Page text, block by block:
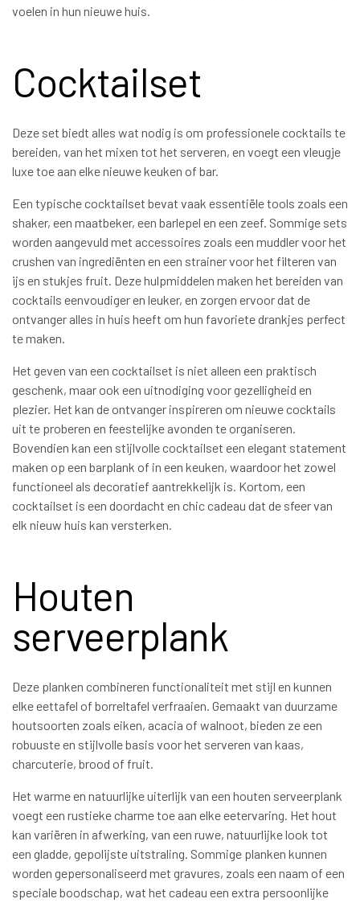
voelen in hun nieuwe huis.
Cocktailset
Deze set biedt alles wat nodig is om professionele cocktails te
bereiden, van het mixen tot het serveren, en voegt een vleugje
luxe toe aan elke nieuwe keuken of bar.
Een typische cocktailset bevat vaak essentiële tools zoals een
shaker, een maatbeker, een barlepel en een zeef. Sommige sets
worden aangevuld met accessoires zoals een muddler voor het
crushen van ingrediënten en een strainer voor het filteren van
ijs en stukjes fruit. Deze hulpmiddelen maken het bereiden van
cocktails eenvoudiger en leuker, en zorgen ervoor dat de
ontvanger alles in huis heeft om hun favoriete drankjes perfect
te maken.
Het geven van een cocktailset is niet alleen een praktisch
geschenk, maar ook een uitnodiging voor gezelligheid en
plezier. Het kan de ontvanger inspireren om nieuwe cocktails
uit te proberen en feestelijke avonden te organiseren.
Bovendien kan een stijlvolle cocktailset een elegant statement
maken op een barplank of in een keuken, waardoor het zowel
functioneel als decoratief aantrekkelijk is. Kortom, een
cocktailset is een doordacht en chic cadeau dat de sfeer van
elk nieuw huis kan versterken.
Houten
serveerplank
Deze planken combineren functionaliteit met stijl en kunnen
elke eettafel of borreltafel verfraaien. Gemaakt van duurzame
houtsoorten zoals eiken, acacia of walnoot, bieden ze een
robuuste en stijlvolle basis voor het serveren van kaas,
charcuterie, brood of fruit.
Het warme en natuurlijke uiterlijk van een houten serveerplank
voegt een rustieke charme toe aan elke eetervaring. Het hout
kan variëren in afwerking, van een ruwe, natuurlijke look tot
een gladde, gepolijste uitstraling. Sommige planken kunnen
worden gepersonaliseerd met gravures, zoals een naam of een
speciale boodschap, wat het cadeau een extra persoonlijke